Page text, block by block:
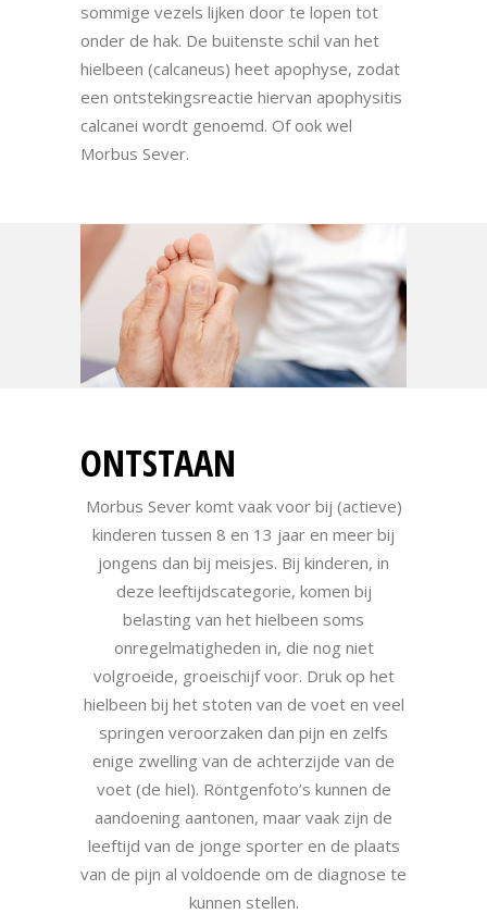
sommige vezels lijken door te lopen tot
onder de hak. De buitenste schil van het
hielbeen (calcaneus) heet apophyse, zodat
een ontstekingsreactie hiervan apophysitis
calcanei wordt genoemd. Of ook wel
Morbus Sever.
ONTSTAAN
Morbus Sever komt vaak voor bij (actieve)
kinderen tussen 8 en 13 jaar en meer bij
jongens dan bij meisjes. Bij kinderen, in
deze leeftijdscategorie, komen bij
belasting van het hielbeen soms
onregelmatigheden in, die nog niet
volgroeide, groeischijf voor. Druk op het
hielbeen bij het stoten van de voet en veel
springen veroorzaken dan pijn en zelfs
enige zwelling van de achterzijde van de
voet (de hiel). Röntgenfoto’s kunnen de
aandoening aantonen, maar vaak zijn de
leeftijd van de jonge sporter en de plaats
van de pijn al voldoende om de diagnose te
kunnen stellen.